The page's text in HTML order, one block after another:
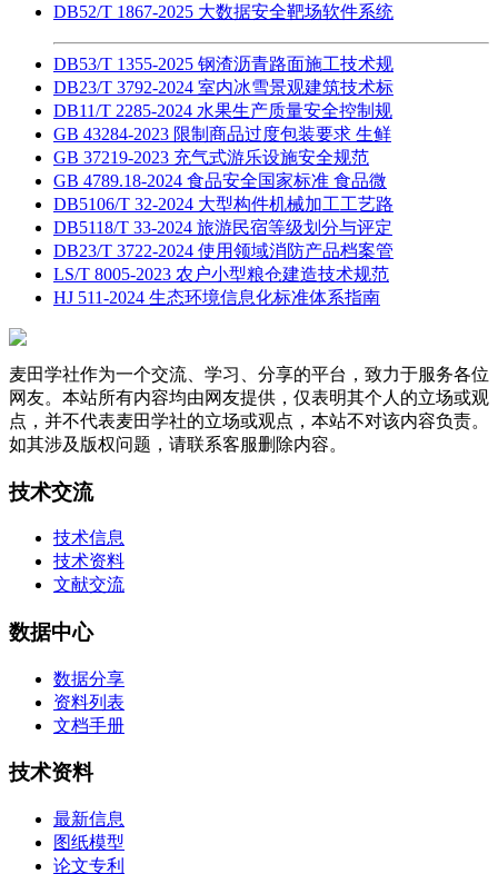
DB52/T 1867-2025 大数据安全靶场软件系统
DB53/T 1355-2025 钢渣沥青路面施工技术规
DB23/T 3792-2024 室内冰雪景观建筑技术标
DB11/T 2285-2024 水果生产质量安全控制规
GB 43284-2023 限制商品过度包装要求 生鲜
GB 37219-2023 充气式游乐设施安全规范
GB 4789.18-2024 食品安全国家标准 食品微
DB5106/T 32-2024 大型构件机械加工工艺路
DB5118/T 33-2024 旅游民宿等级划分与评定
DB23/T 3722-2024 使用领域消防产品档案管
LS/T 8005-2023 农户小型粮仓建造技术规范
HJ 511-2024 生态环境信息化标准体系指南
麦田学社作为一个交流、学习、分享的平台，致力于服务各位
网友。本站所有内容均由网友提供，仅表明其个人的立场或观
点，并不代表麦田学社的立场或观点，本站不对该内容负责。
如其涉及版权问题，请联系客服删除内容。
技术交流
技术信息
技术资料
文献交流
数据中心
数据分享
资料列表
文档手册
技术资料
最新信息
图纸模型
论文专利